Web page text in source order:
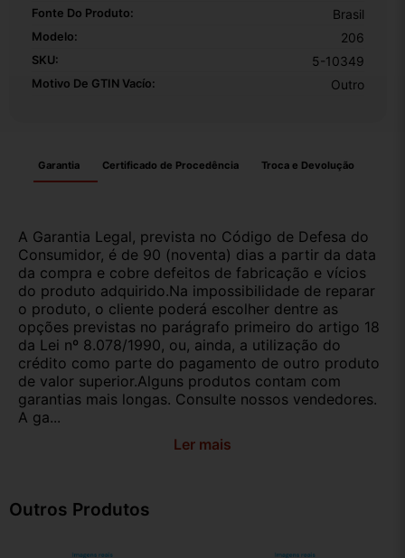
Fonte Do Produto: Brasil
Modelo: 206
SKU: 5-10349
Motivo De GTIN Vacío: Outro
Garantia Certificado de Procedência Troca e Devolução
A Garantia Legal, prevista no Código de Defesa do
Consumidor, é de 90 (noventa) dias a partir da data
da compra e cobre defeitos de fabricação e vícios
do produto adquirido.Na impossibilidade de reparar
o produto, o cliente poderá escolher dentre as
opções previstas no parágrafo primeiro do artigo 18
da Lei nº 8.078/1990, ou, ainda, a utilização do
crédito como parte do pagamento de outro produto
de valor superior.Alguns produtos contam com
garantias mais longas. Consulte nossos vendedores.
A ga...
Ler mais
Outros Produtos